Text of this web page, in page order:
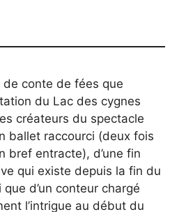
de conte de fées que
du Lac des cygnes
créateurs du spectacle
ballet raccourci (deux fois
bref entracte), d’une fin
qui existe depuis la fin du
d’un conteur chargé
l’intrigue au début du